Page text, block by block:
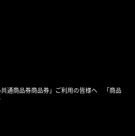
通商品券商品券」ご利用の皆様へ 「商品